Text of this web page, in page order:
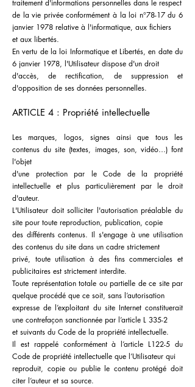
traitement d'informations personnelles dans le respect
de la vie privée conformément à la loi n°78-17 du 6
janvier 1978 relative à l'informatique, aux fichiers
et aux libertés.
En vertu de la loi Informatique et Libertés, en date du
6 janvier 1978, l'Utilisateur dispose d'un droit
d'accès, de rectification, de suppression et
d'opposition de ses données personnelles.
ARTICLE 4 : Propriété intellectuelle
Les marques, logos, signes ainsi que tous les
contenus du site (textes, images, son, vidéo…) font
l'objet
d'une protection par le Code de la propriété
intellectuelle et plus particulièrement par le droit
d'auteur.
L'Utilisateur doit solliciter l'autorisation préalable du
site pour toute reproduction, publication, copie
des différents contenus. Il s'engage à une utilisation
des contenus du site dans un cadre strictement
privé, toute utilisation à des fins commerciales et
publicitaires est strictement interdite.
Toute représentation totale ou partielle de ce site par
quelque procédé que ce soit, sans l’autorisation
expresse de l’exploitant du site Internet constituerait
une contrefaçon sanctionnée par l’article L 335-2
et suivants du Code de la propriété intellectuelle.
Il est rappelé conformément à l’article L122-5 du
Code de propriété intellectuelle que l’Utilisateur qui
reproduit, copie ou publie le contenu protégé doit
citer l’auteur et sa source.